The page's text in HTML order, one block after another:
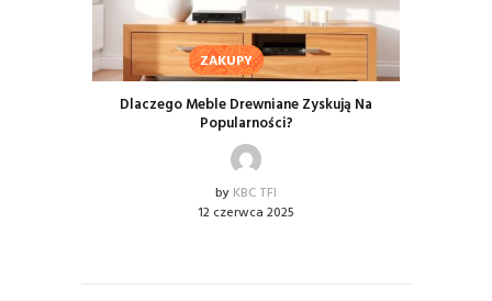
ZAKUPY
Dlaczego Meble Drewniane Zyskują Na
Popularności?
by KBC TFI
12 czerwca 2025